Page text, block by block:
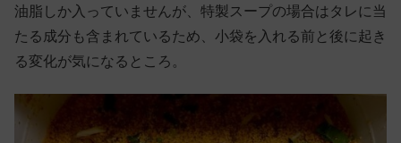
油脂しか入っていませんが、特製スープの場合はタレに当
たる成分も含まれているため、小袋を入れる前と後に起き
る変化が気になるところ。